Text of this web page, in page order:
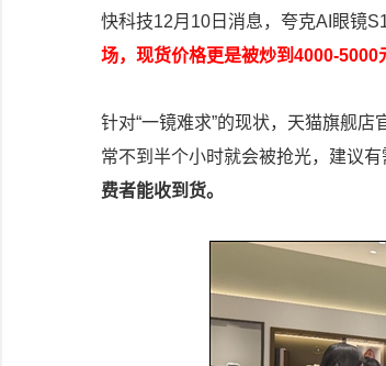
快科技12月10日消息， 夸克AI眼镜
场，现货价格更是被炒到4000-5000
针对“一镜难求”的现状，天猫旗舰
常不到半个小时就会被抢光，建议
费者能收到货。